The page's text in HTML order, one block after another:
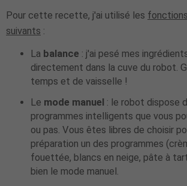
Pour cette recette, j'ai utilisé les
suivants :
La balance : j'ai pesé mes
directement dans la cuve du robot.
temps et de vaisselle !
Le mode manuel : le robot dispose
programmes intelligents que vous
ou pas. Vous êtes libres de choisir
préparation un des programmes
fouettée, blancs en neige, pâte à
bien le mode manuel.